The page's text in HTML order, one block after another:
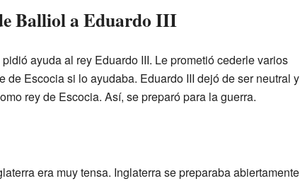
Balliol a Eduardo III
ayuda al rey Eduardo III. Le prometió cederle varios
de Escocia si lo ayudaba. Eduardo III dejó de ser neutral y
rey de Escocia. Así, se preparó para la guerra.
era muy tensa. Inglaterra se preparaba abiertamente